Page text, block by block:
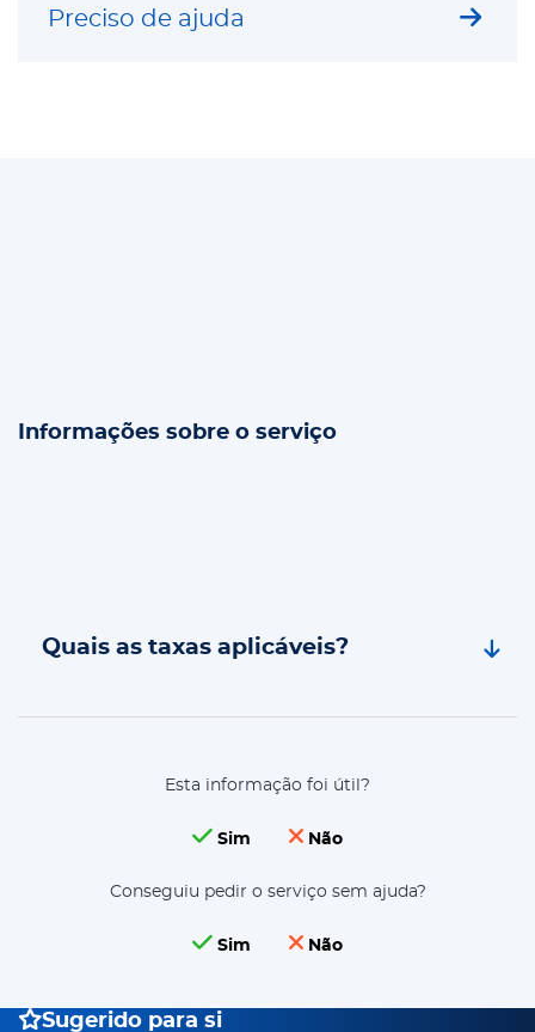
Preciso de ajuda
Informações sobre o serviço
Quais as taxas aplicáveis?
Esta informação foi útil?
Sim Não
Conseguiu pedir o serviço sem ajuda?
Sim Não
Sugerido para si